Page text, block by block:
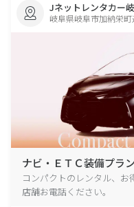
Jネットレンタカー
岐阜県岐阜市加納栄町
ナビ・ＥＴＣ装備プラ
コンパクトのレンタル、
店舗お電話ください。